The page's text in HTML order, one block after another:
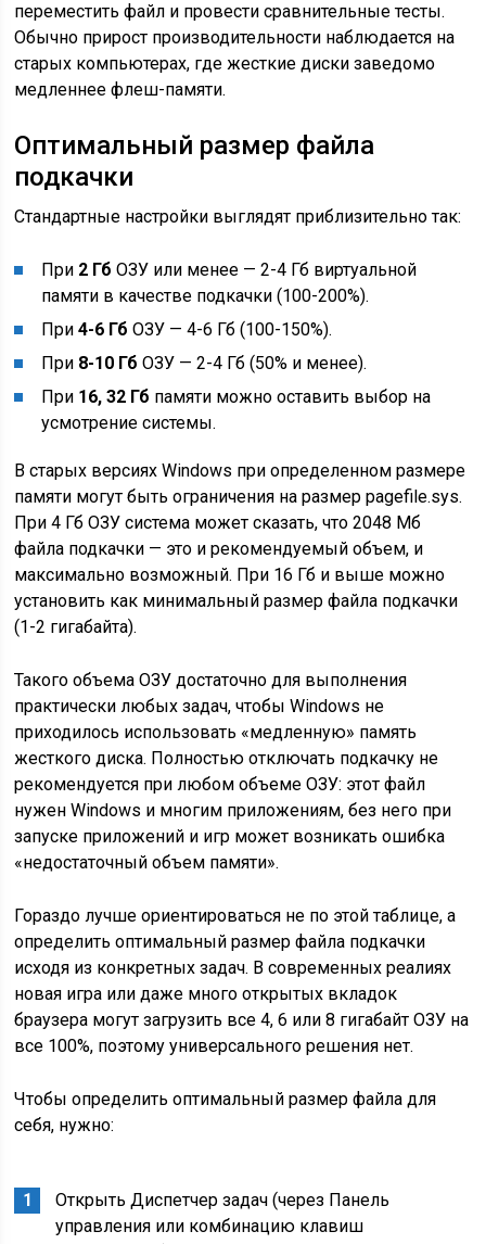
переместить файл и провести сравнительные тесты.
Обычно прирост производительности наблюдается на
старых компьютерах, где жесткие диски заведомо
медленнее флеш-памяти.
Оптимальный размер файла
подкачки
Стандартные настройки выглядят приблизительно так:
При 2 Гб ОЗУ или менее — 2-4 Гб виртуальной
памяти в качестве подкачки (100-200%).
При4-6 Гб ОЗУ — 4-6 Гб (100-150%).
При 8-10 Гб ОЗУ — 2-4 Гб (50% и менее).
При 16, 32 Гб памяти можно оставить выбор на
усмотрение системы.
В старых версиях Windows при определенном размере
памяти могут быть ограничения на размер pagefile.sys.
При 4 Гб ОЗУ система может сказать, что 2048 Мб
файла подкачки — это и рекомендуемый объем, и
максимально возможный. При 16 Гб и выше можно
установить как минимальный размер файла подкачки
(1-2 гигабайта).
Такого объема ОЗУ достаточно для выполнения
практически любых задач, чтобы Windows не
приходилось использовать «медленную» память
жесткого диска. Полностью отключать подкачку не
рекомендуется при любом объеме ОЗУ: этот файл
нужен Windows и многим приложениям, без него при
запуске приложений и игр может возникать ошибка
«недостаточный объем памяти».
Гораздо лучше ориентироваться не по этой таблице, а
определить оптимальный размер файла подкачки
исходя из конкретных задач. В современных реалиях
новая игра или даже много открытых вкладок
браузера могут загрузить все 4, 6 или 8 гигабайт ОЗУ на
все 100%, поэтому универсального решения нет.
Чтобы определить оптимальный размер файла для
себя, нужно:
Открыть Диспетчер задач (через Панель
управления или комбинацию клавиш